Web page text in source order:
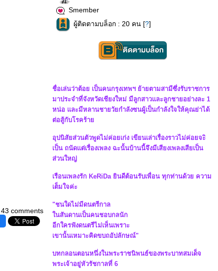
43 comments
Smember
ผู้ติดตามบล็อก : 20 คน [?]
ชื่อเล่นว่าต้อย เป็นคนกรุงเทพฯ ย้ายตามสามีซึ่งรับราชการ
มาประจำที่จังหวัดเชียงใหม่ มีลูกสาวและลูกชายอย่างละ 1
หน่อ และมีหลานชายวัยกำลังซนผู้เป็นกำลังใจให้คุณย่าได้
ต่อสู้กับโรคร้า
อุปนิสัยส่วนตัวพูดไม่ค่อยเก่ง เขียนเล่าเรื่องราวไม่ค่อยจะิ
เป็น ถนัดแต่เรื่องเพลง ฉะนั้นบ้านนี้จึงมีเสียงเพลงเสียเป็น
ส่วนใหญ่
เรือนเพลงรัก KeRiDa ยินดีต้อนรับเพื่อน ทุกท่านด้วย ความ
เต็มใจค่ะ
"ชนใดไม่มีดนตรีกาล
นสันดานเป็นคนชอบกลนัก
อีกใครฟังดนตรีไม่เห็นเพราะ
เขานั้นเหมาะคิดขบถอัปลักษณ์"
บทกลอนตอนหนึ่งในพระราชนิพนธ์ของพระบาทสมเด็จ
พระเจ้าอยู่หัวรัชกาลที่ 6